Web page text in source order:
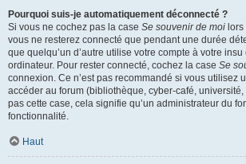
Pourquoi suis-je automatiquement déconnecté ?
Si vous ne cochez pas la case Se souvenir de moi
vous ne resterez connecté que pendant une durée
que quelqu’un d’autre utilise votre compte à votre
ordinateur. Pour rester connecté, cochez la case Se
connexion. Ce n’est pas recommandé si vous utilisez
accéder au forum (bibliothèque, cyber-café,
pas cette case, cela signifie qu’un administrateur du
fonctionnalité.
Haut